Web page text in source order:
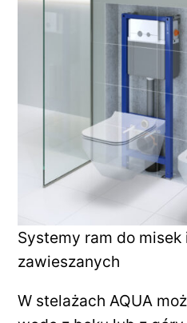
Systemy ram do
zawieszanych
W stelażach AQUA